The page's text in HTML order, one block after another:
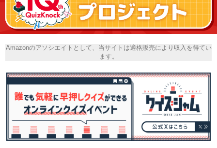
Amazonのアソシエイトとして、当サイトは適格販売により収入を得てい
ます。